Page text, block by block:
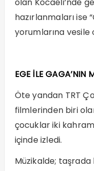
hazırlanmaları ise
yorumlarına vesile
EGE İLE GAGA’NIN
Öte yandan TRT
filmlerinden biri
çocuklar iki
içinde izledi.
Müzikalde;